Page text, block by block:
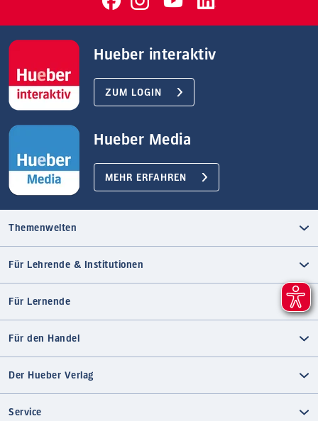
Hueber interaktiv
ZUM LOGIN
Hueber Media
MEHR ERFAHREN
Themenwelten
Für Lehrende & Institutionen
Für Lernende
Für den Handel
Der Hueber Verlag
Service